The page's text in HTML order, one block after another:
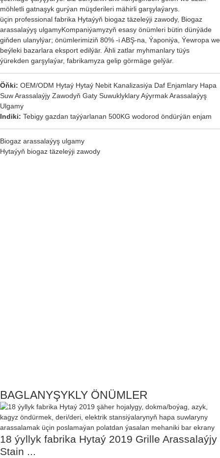
möhletli gatnaşyk gurýan müşderileri mähirli garşylaýarys.
üçin professional fabrika Hytaýyň biogaz täzeleýji zawody, Biogaz
arassalaýyş ulgamyKompaniýamyzyň esasy önümleri bütin dünýäde
giňden ulanylýar; önümlerimiziň 80% -i ABŞ-na, Ýaponiýa, Ýewropa we
beýleki bazarlara eksport edilýär. Ähli zatlar myhmanlary tüýs
ýürekden garşylaýar, fabrikamyza gelip görmäge gelýär.
Öňki: OEM/ODM Hytaý Hytaý Nebit Kanalizasiýa Daf Enjamlary Hapa
Suw Arassalaýjy Zawodyň Gaty Suwuklyklary Aýyrmak Arassalaýyş
Ulgamy
Indiki: Tebigy gazdan taýýarlanan 500KG wodorod öndürýän enjam
Biogaz arassalaýyş ulgamy
Hytaýyň biogaz täzeleýji zawody
BAGLANYŞYKLY ÖNÜMLER
18 ýyllyk fabrika Hytaý 2019 Grille Arassalaýjy
Stain ...